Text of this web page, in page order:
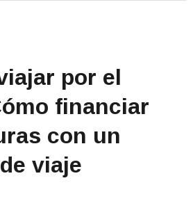
por el
financiar
con un
viaje